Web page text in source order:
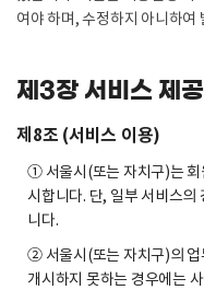
여야 하며, 수정하지 아니하여
제3장 서비스 제
제8조 (서비스 이용)
① 서울시(또는 자치구)는 회
시합니다. 단, 일부 서비스의
니다.
② 서울시(또는 자치구)의 업
개시하지 못하는 경우에는